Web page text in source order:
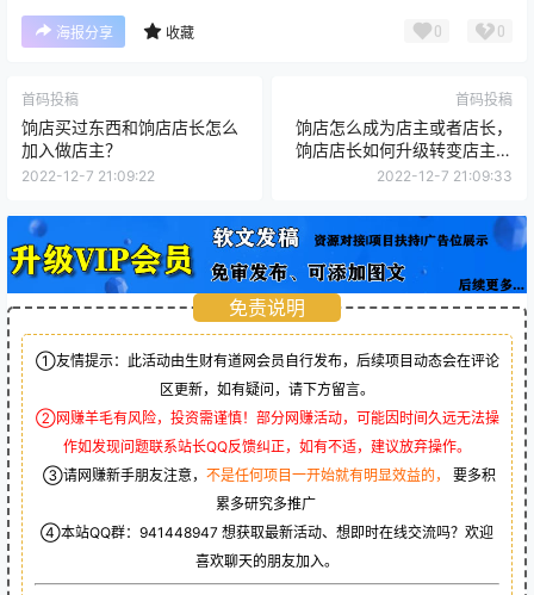
海报分享 收藏 0 0
首码投稿
饷店买过东西和饷店店长怎么
加入做店主？
2022-12-7 21:09:22
首码投稿
饷店怎么成为店主或者店长，
饷店店长如何升级转变店主？
新人关注！
2022-12-7 21:09:33
免责说明
①友情提示：此活动由生财有道网会员自行发布，后续项目动态会在评论
区更新，如有疑问，请下方留言。
②网赚羊毛有风险，投资需谨慎！部分网赚活动，可能因时间久远无法操
作如发现问题联系站长QQ反馈纠正，如有不适，建议放弃操作。
③请网赚新手朋友注意， 不是任何项目一开始就有明显效益的，
要多积
累多研究多推广
④本站QQ群： 941448947 想获取最新活动、想即时在线交流吗？欢迎
喜欢聊天的朋友加入。